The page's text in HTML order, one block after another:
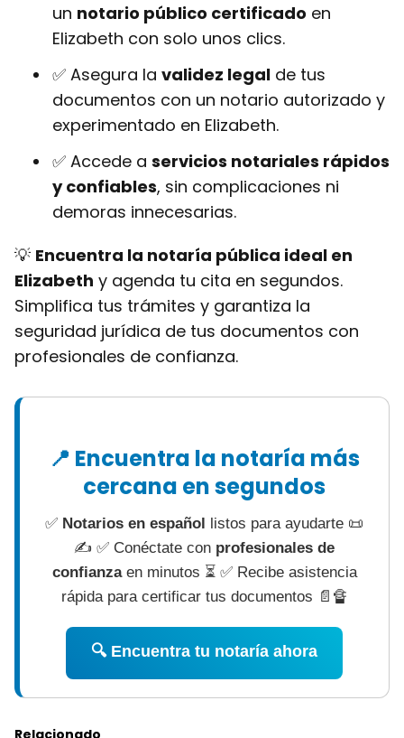
un notario público certificado en
Elizabeth con solo unos clics.
✅ Asegura la validez legal de tus
documentos con un notario autorizado y
experimentado en Elizabeth.
✅ Accede a servicios notariales rápidos
y confiables, sin complicaciones ni
demoras innecesarias.
💡 Encuentra la notaría pública ideal en
Elizabeth y agenda tu cita en segundos.
Simplifica tus trámites y garantiza la
seguridad jurídica de tus documentos con
profesionales de confianza.
📍 Encuentra la notaría más
cercana en segundos
✅ Notarios en español listos para ayudarte 📜
✍ ✅ Conéctate con profesionales de
confianzaen minutos ⏳ ✅ Recibe asistencia
rápida para certificar tus documentos 📄🔏
🔍 Encuentra tu notaría ahora
Relacionado